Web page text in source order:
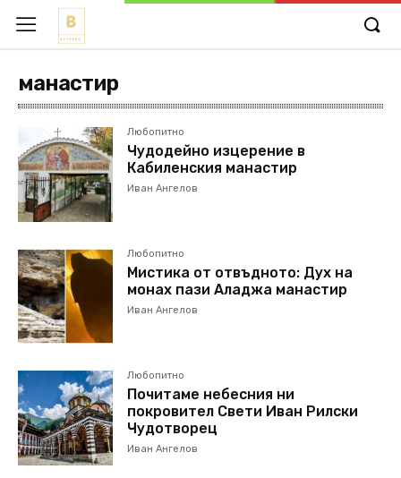
манастир
Любопитно
Чудодейно изцерение в
Кабиленския манастир
Иван Ангелов
Любопитно
Мистика от отвъдното: Дух на
монах пази Аладжа манастир
Иван Ангелов
Любопитно
Почитаме небесния ни
покровител Свети Иван Рилски
Чудотворец
Иван Ангелов